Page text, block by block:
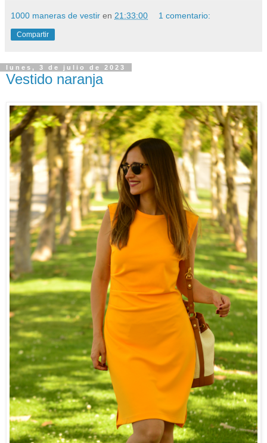
1000 maneras de vestir en 21:33:00 1 comentario:
Compartir
lunes, 3 de julio de 2023
Vestido naranja